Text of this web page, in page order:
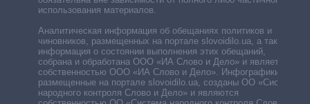
использования материалов.
Аналитическая информация об обещаниях политиков и
чиновников, размещенных на портале slovoidilo.ua, а также
информация о состоянии выполнения этих обещаний,
собрана и обработана ООО «ИА Слово и Дело» и является
собственностью ООО «ИА Слово и Дело». Инфографики,
размещенные на портале slovoidilo.ua, созданы ОО «Система
народного контроля Слово и Дело» и являются